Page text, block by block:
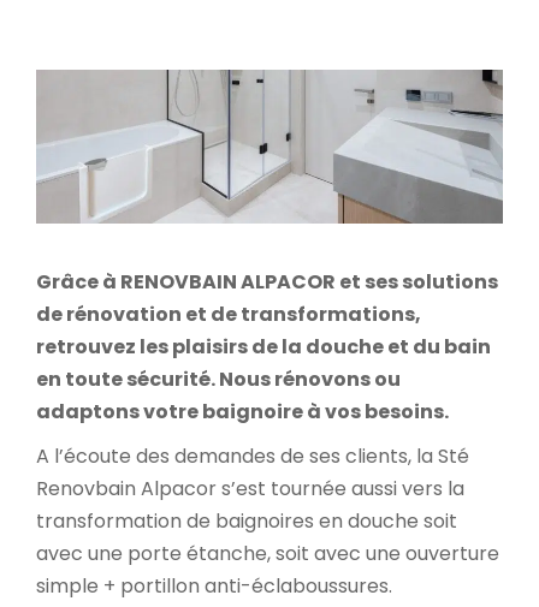
Grâce à RENOVBAIN ALPACOR et ses solutions
de rénovation et de transformations,
retrouvez les plaisirs de la douche et du bain
en toute sécurité.Nous rénovons ou
adaptons votre baignoire à vos besoins.
A l’écoute des demandes de ses clients, la Sté
Renovbain Alpacor s’est tournée aussi vers la
transformation de baignoires en douche soit
avec une porte étanche, soit avec une ouverture
simple + portillon anti-éclaboussures.